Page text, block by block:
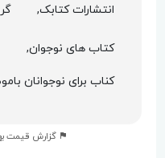
انتشارات کتابک,
کتاب های نوجوان,
کناب برای نوجوانان
گزارش قیمت